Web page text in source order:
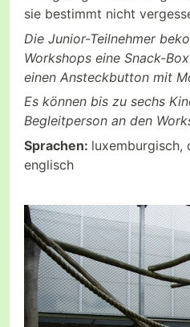
sie bestimmt nicht
Die Junior-Teilnehmer
Workshops eine Snack-
einen Ansteckbutton mit
Es können bis zu sechs
Begleitperson an den
Sprachen: luxemburgisch,
englisch